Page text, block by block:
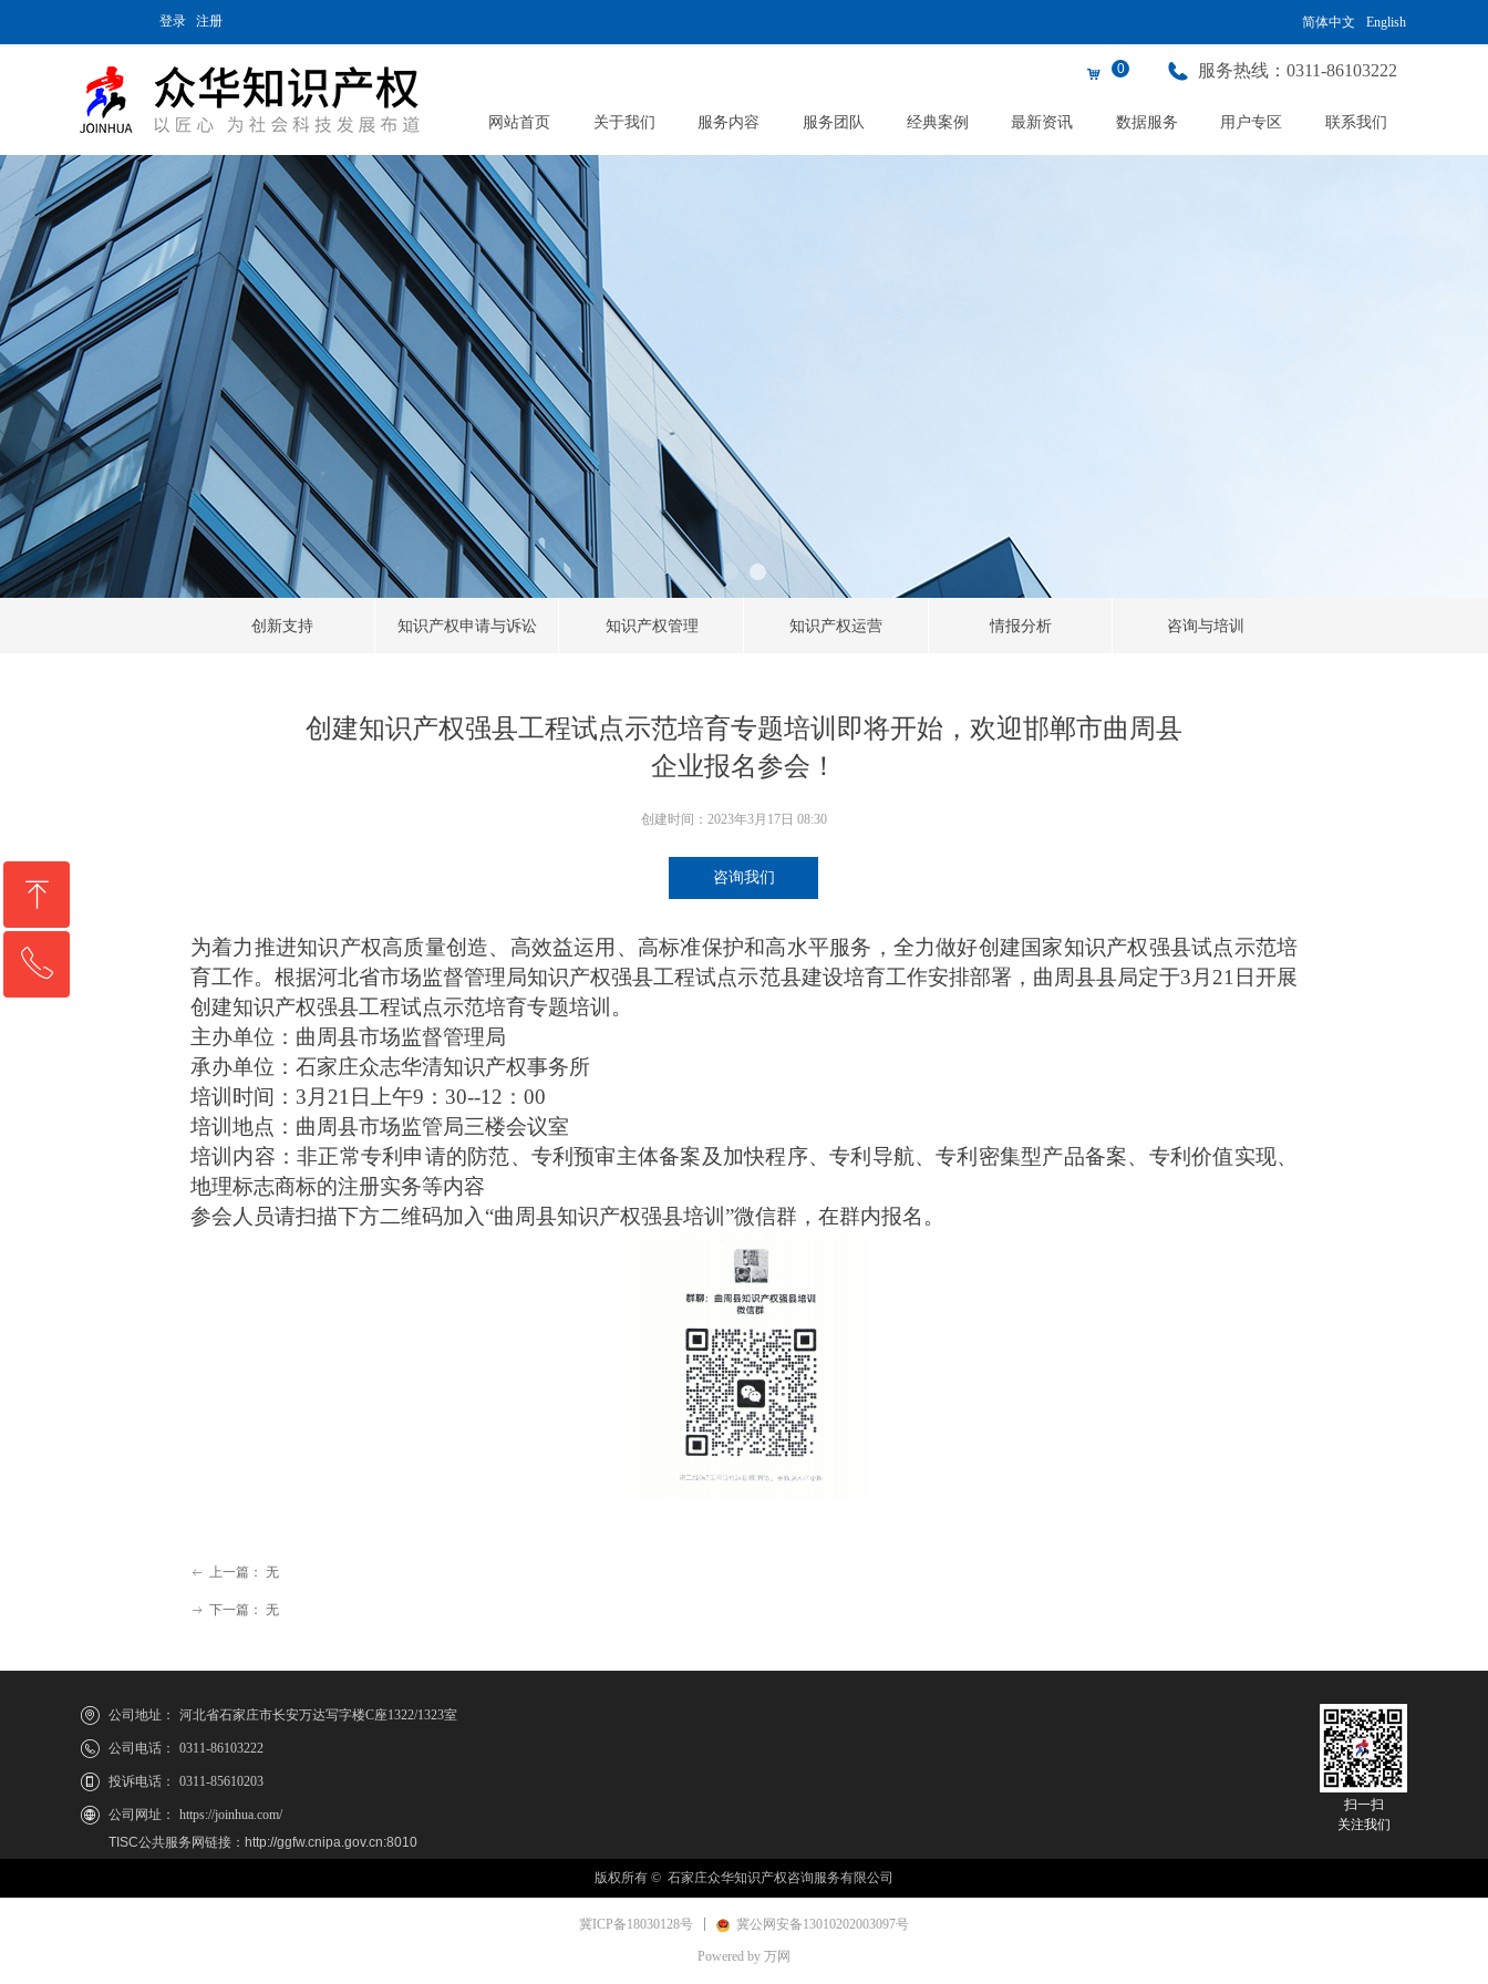
简体中文 English
登录 注册
网站首页 关于我们 服务内容 服务团队 经典案例 最新资讯 数据服务 用户专区 联系我们
服务热线： 0311-86103222
낙 0
创建知识产权强县工程试点示范培育专题培训即将开始，欢迎邯郸市曲周县
企业报名参会！
为着力推进知识产权高质量创造、高效益运用、高标准保护和高水平服务，全力做好创建国家知识产权强县试点示范培
育工作。根据河北省市场监督管理局知识产权强县工程试点示范县建设培育工作安排部署，曲周县县局定于3月21日开展
创建知识产权强县工程试点示范培育专题培训。
主办单位：曲周县市场监督管理局
承办单位：石家庄众志华清知识产权事务所
培训时间： 3月21日上午9：30--12：00
培训地点：曲周县市场监管局三楼会议室
培训内容：非正常专利申请的防范、专利预审主体备案及加快程序、专利导航、专利密集型产品备案、专利价值实现、
地理标志商标的注册实务等内容
参会人员请扫描下方二维码加入 “曲周县知识产权强县培训”微信群，在群内报名。
创建时间： 2023年3月17日 08:30
ꂃ 上一篇： 无
ꁹ 下一篇： 无
创新支持 知识产权申请与诉讼 知识产权管理 知识产权运营 情报分析 咨询与培训
咨询我们
扫一扫
关注我们
公司地址： 河北省石家庄市长安万达写字楼C座1322/1323室
公司电话： 0311-86103222
投诉电话： 0311-85610203
公司网址：
https://joinhua.com/
TISC公共服务网链接： http://ggfw.cnipa.gov.cn:8010
版权所有 © 石家庄众华知识产权咨询服务有限公司
冀ICP备18030128号 冀公网安备13010202003097号
Powered by 万网
ꁸ
回到顶部
ꂅ